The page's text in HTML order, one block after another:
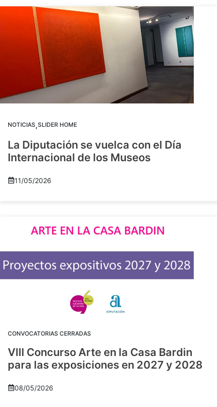
NOTICIAS,SLIDER HOME
La Diputación se vuelca con el Día
Internacional de los Museos
11/05/2026
CONVOCATORIAS CERRADAS
VIII Concurso Arte en la Casa Bardin
para las exposiciones en 2027 y 2028
08/05/2026